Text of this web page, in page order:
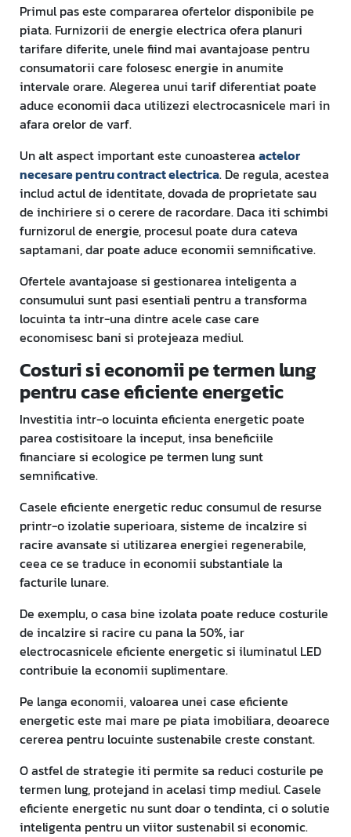
Primul pas este compararea ofertelor disponibile pe
piata. Furnizorii de energie electrica ofera planuri
tarifare diferite, unele fiind mai avantajoase pentru
consumatorii care folosesc energie in anumite
intervale orare. Alegerea unui tarif diferentiat poate
aduce economii daca utilizezi electrocasnicele mari in
afara orelor de varf.
Un alt aspect important este cunoasterea actelor
necesare pentru contract electrica. De regula, acestea
includ actul de identitate, dovada de proprietate sau
de inchiriere si o cerere de racordare. Daca iti schimbi
furnizorul de energie, procesul poate dura cateva
saptamani, dar poate aduce economii semnificative.
Ofertele avantajoase si gestionarea inteligenta a
consumului sunt pasi esentiali pentru a transforma
locuinta ta intr-una dintre acele case care
economisesc bani si protejeaza mediul.
Costuri si economii pe termen lung
pentru case eficiente energetic
Investitia intr-o locuinta eficienta energetic poate
parea costisitoare la inceput, insa beneficiile
financiare si ecologice pe termen lung sunt
semnificative.
Casele eficiente energetic reduc consumul de resurse
printr-o izolatie superioara, sisteme de incalzire si
racire avansate si utilizarea energiei regenerabile,
ceea ce se traduce in economii substantiale la
facturile lunare.
De exemplu, o casa bine izolata poate reduce costurile
de incalzire si racire cu pana la 50%, iar
electrocasnicele eficiente energetic si iluminatul LED
contribuie la economii suplimentare.
Pe langa economii, valoarea unei case eficiente
energetic este mai mare pe piata imobiliara, deoarece
cererea pentru locuinte sustenabile creste constant.
O astfel de strategie iti permite sa reduci costurile pe
termen lung, protejand in acelasi timp mediul. Casele
eficiente energetic nu sunt doar o tendinta, ci o solutie
inteligenta pentru un viitor sustenabil si economic.